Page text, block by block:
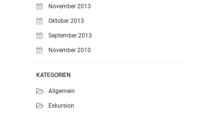
November 2013
Oktober 2013
September 2013
November 2010
KATEGORIEN
Allgemein
Exkursion